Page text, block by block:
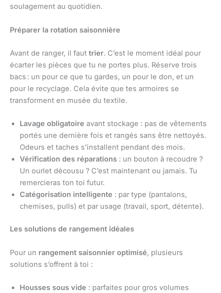
soulagement au quotidien.
Préparer la rotation saisonnière
Avant de ranger, il faut trier. C’est le moment idéal pour
écarter les pièces que tu ne portes plus. Réserve trois
bacs : un pour ce que tu gardes, un pour le don, et un
pour le recyclage. Cela évite que tes armoires se
transforment en musée du textile.
Lavage obligatoire avant stockage : pas de vêtements
portés une dernière fois et rangés sans être nettoyés.
Odeurs et taches s’installent pendant des mois.
Vérification des réparations : un bouton à recoudre ?
Un ourlet décousu ? C’est maintenant ou jamais. Tu
remercieras ton toi futur.
Catégorisation intelligente : par type (pantalons,
chemises, pulls) et par usage (travail, sport, détente).
Les solutions de rangement idéales
Pour un rangement saisonnier optimisé, plusieurs
solutions s’offrent à toi :
Housses sous vide : parfaites pour gros volumes